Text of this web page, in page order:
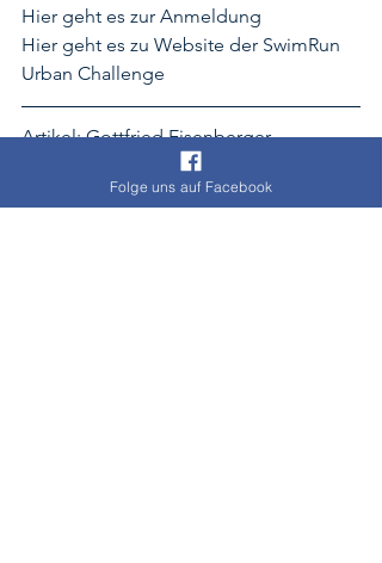
Hier geht es zur Anmeldung
Hier geht es zu Website der SwimRun
Urban Challenge
Artikel: Gottfried Eisenberger
Bilder: Copyright by SwimRun Urban
Folge uns auf Facebook